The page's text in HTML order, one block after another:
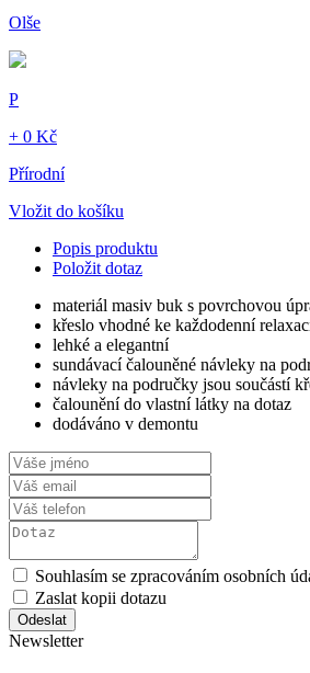
Olše
P
+ 0 Kč
Přírodní
Vložit do košíku
Popis produktu
Položit dotaz
materiál masiv buk s povrchovou
křeslo vhodné ke každodenní
lehké a elegantní
sundávací čalouněné návleky na
návleky na područky jsou součástí
čalounění do vlastní látky na dotaz
dodáváno v demontu
Souhlasím se zpracováním osobních
Zaslat kopii dotazu
Newsletter